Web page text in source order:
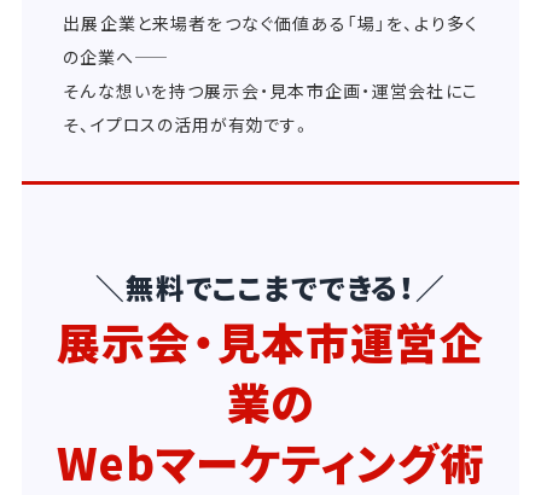
出展企業と来場者をつなぐ価値ある「場」を、より多く
の企業へ――
そんな想いを持つ展示会・見本市企画・運営会社にこ
そ、イプロスの活用が有効です。
＼無料でここまでできる！／
展示会・見本市運営企
業の
Webマーケティング術